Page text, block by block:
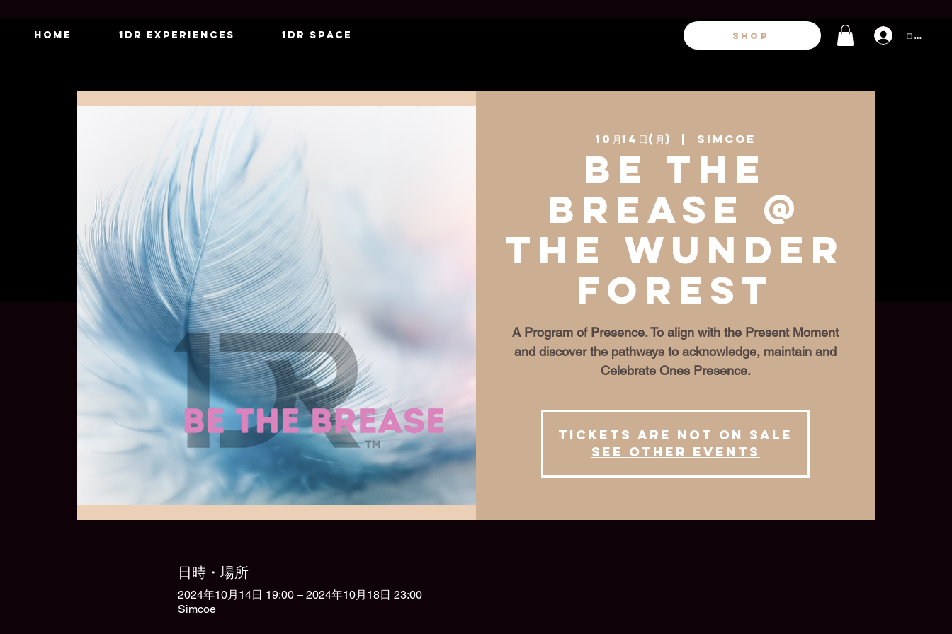
Home 1DR Experiences 1DR Space SHOP ログイン
10月14日(月)
  |
Simcoe
Be the
BrEase @
The Wunder
Forest
A Program of Presence. To align with the Present Moment
and discover the pathways to acknowledge, maintain and
Celebrate Ones Presence.
Tickets are not on sale
See other events
日時・場所
2024年10月14日 19:00 – 2024年10月18日 23:00
Simcoe